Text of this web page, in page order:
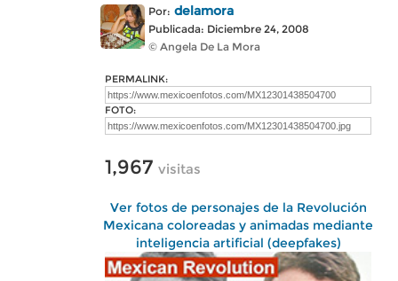
Por: delamora
Publicada: Diciembre 24, 2008
© Angela De La Mora
PERMALINK:
FOTO:
1,967 visitas
Ver fotos de personajes de la Revolución
Mexicana coloreadas y animadas mediante
inteligencia artificial (deepfakes)